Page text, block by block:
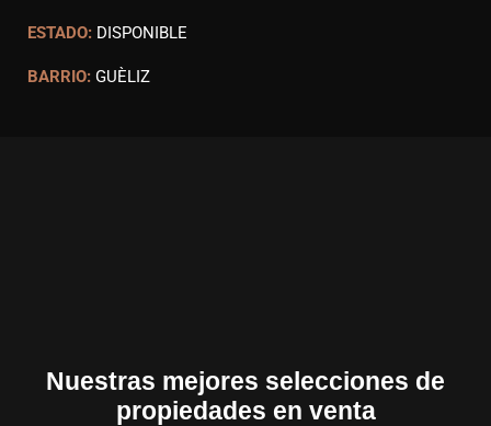
ESTADO: DISPONIBLE
BARRIO: GUÈLIZ
Nuestras mejores selecciones de
propiedades en venta